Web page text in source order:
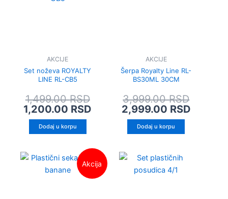
AKCIJE
Set noževa ROYALTY
LINE RL-CB5
1,499.00RSD
1,200.00 RSD
Dodaj u korpu
AKCIJE
Šerpa Royalty Line RL-
BS30ML 30CM
3,999.00RSD
2,999.00 RSD
Dodaj u korpu
Akcija
Originalna
cena
je
Trenutna
cena
je: